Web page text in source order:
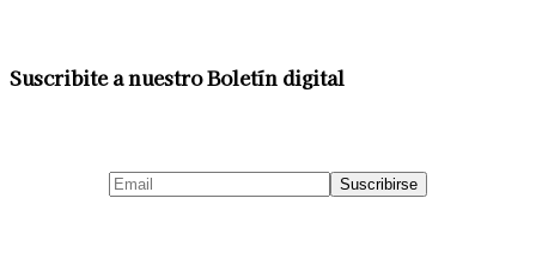
Suscribite a nuestro Boletín digital